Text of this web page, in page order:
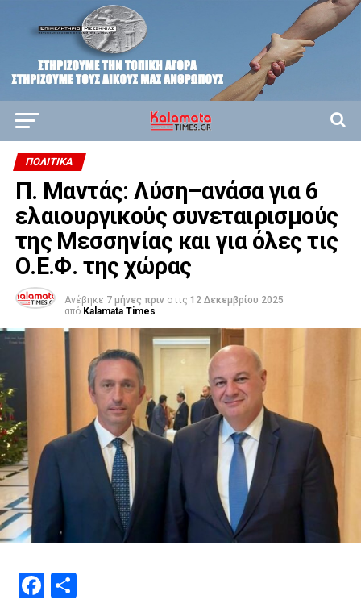
ΠΟΛΙΤΙΚΆ
Π. Μαντάς: Λύση–ανάσα για 6
ελαιουργικούς συνεταιρισμούς
της Μεσσηνίας και για όλες τις
Ο.Ε.Φ. της χώρας
Ανέβηκε 7 μήνες πριν στις 12 Δεκεμβρίου 2025
από Kalamata Times
Facebook
Μοιραστείτε